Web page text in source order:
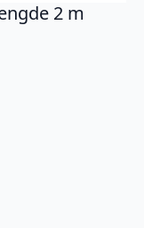
2 m